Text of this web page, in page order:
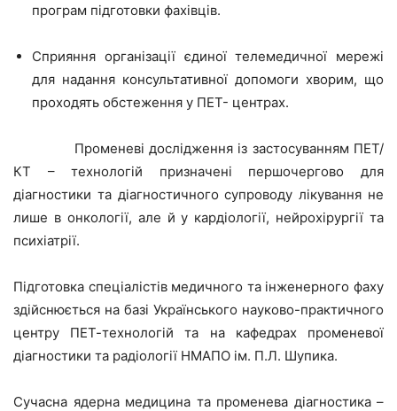
програм підготовки фахівців.
Сприяння організації єдиної телемедичної мережі
для надання консультативної допомоги хворим, що
проходять обстеження у ПЕТ- центрах.
Променеві дослідження із застосуванням ПЕТ/
КТ – технологій призначені першочергово для
діагностики та діагностичного супроводу лікування не
лише в онкології, але й у кардіології, нейрохірургії та
психіатрії.
Підготовка спеціалістів медичного та інженерного фаху
здійснюється на базі Українського науково-практичного
центру ПЕТ-технологій та на кафедрах променевої
діагностики та радіології НМАПО ім. П.Л. Шупика.
Сучасна ядерна медицина та променева діагностика –